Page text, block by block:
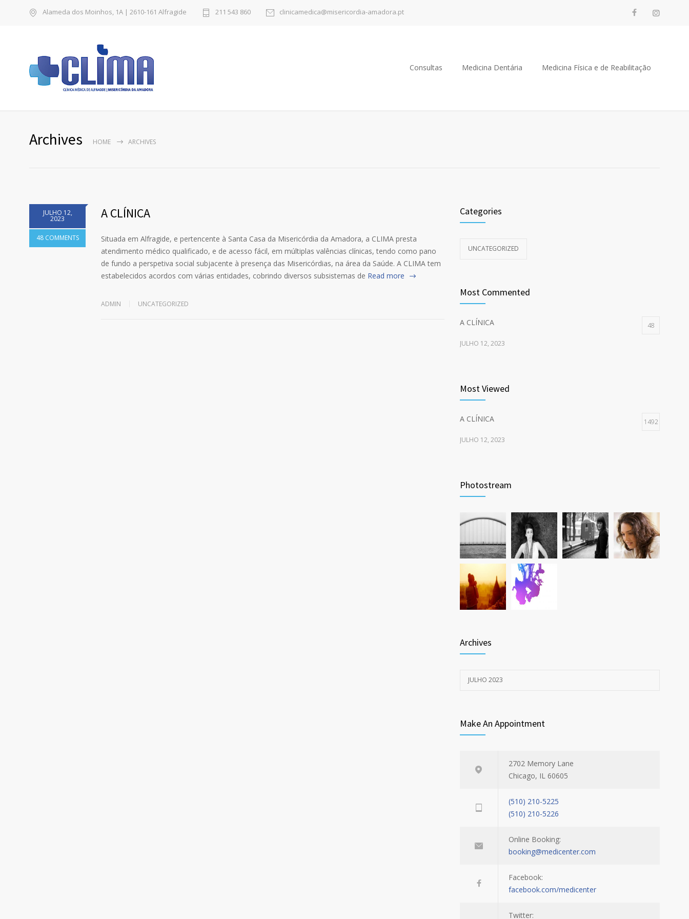
Alameda dos Moinhos, 1A | 2610-161 Alfragide 211 543 860 clinicamedica@misericordia-amadora.pt
Consultas Medicina Dentária Medicina Física e de Reabilitação
Archives HOME ARCHIVES
JULHO 12,
2023
48 COMMENTS
A CLÍNICA
Situada em Alfragide, e pertencente à Santa Casa da Misericórdia da Amadora, a CLIMA presta
atendimento médico qualificado, e de acesso fácil, em múltiplas valências clínicas, tendo como pano
de fundo a perspetiva social subjacente à presença das Misericórdias, na área da Saúde. A CLIMA tem
estabelecidos acordos com várias entidades, cobrindo diversos subsistemas de Read more
ADMIN UNCATEGORIZED
Categories
UNCATEGORIZED
Most Commented
A CLÍNICA 48
JULHO 12, 2023
Most Viewed
A CLÍNICA 1492
JULHO 12, 2023
Photostream
Archives
JULHO 2023
Make An Appointment
2702 Memory Lane
Chicago, IL 60605
(510) 210-5225
(510) 210-5226
Online Booking:
booking@medicenter.com
Facebook:
facebook.com/medicenter
Twitter: